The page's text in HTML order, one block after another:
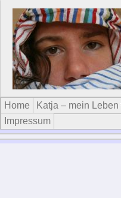
Home Katja – mein Leben
Impressum